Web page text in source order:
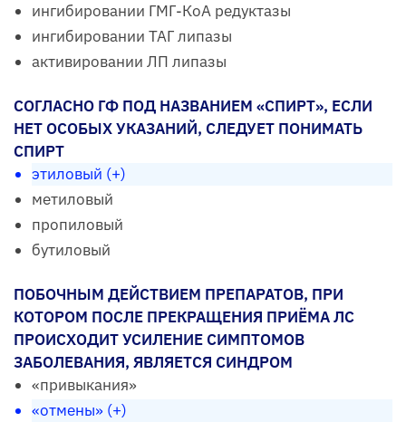
ингибировании ГМГ-КоА редуктазы
ингибировании ТАГ липазы
активировании ЛП липазы
СОГЛАСНО ГФ ПОД НАЗВАНИЕМ «СПИРТ», ЕСЛИ
НЕТ ОСОБЫХ УКАЗАНИЙ, СЛЕДУЕТ ПОНИМАТЬ
СПИРТ
этиловый (+)
метиловый
пропиловый
бутиловый
ПОБОЧНЫМ ДЕЙСТВИЕМ ПРЕПАРАТОВ, ПРИ
КОТОРОМ ПОСЛЕ ПРЕКРАЩЕНИЯ ПРИЁМА ЛС
ПРОИСХОДИТ УСИЛЕНИЕ СИМПТОМОВ
ЗАБОЛЕВАНИЯ, ЯВЛЯЕТСЯ СИНДРОМ
«привыкания»
«отмены» (+)